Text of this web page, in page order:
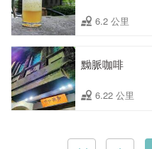
6.2 公里
黝脈咖啡
6.22 公里